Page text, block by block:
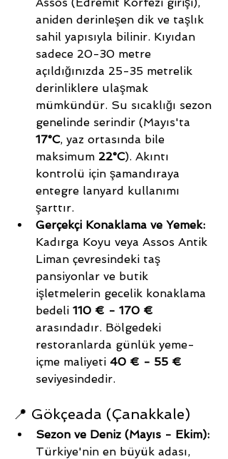
aniden derinleşen dik ve taşlık
sahil yapısıyla bilinir. Kıyıdan
sadece 20-30 metre
açıldığınızda 25-35 metrelik
derinliklere ulaşmak
mümkündür. Su sıcaklığı sezon
genelinde serindir (Mayıs'ta
17°C, yaz ortasında bile
maksimum 22°C). Akıntı
kontrolü için şamandıraya
entegre lanyard kullanımı
şarttır.
Gerçekçi Konaklama ve Yemek:
Kadırga Koyu veya Assos Antik
Liman çevresindeki taş
pansiyonlar ve butik
işletmelerin gecelik konaklama
bedeli 110 € - 170 €
arasındadır. Bölgedeki
restoranlarda günlük yeme-
içme maliyeti 40 € - 55 €
seviyesindedir.
📍 Gökçeada (Çanakkale)
Sezon ve Deniz (Mayıs - Ekim):
Türkiye'nin en büyük adası,